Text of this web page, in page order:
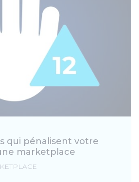
qui pénalisent votre
marketplace